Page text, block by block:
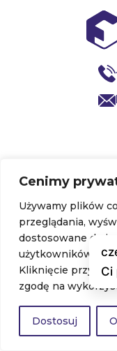
Cenimy
Używamy plików
przeglądania,
dostosowane do
użytkowników
Kliknięcie
zgodę na
Dostosuj